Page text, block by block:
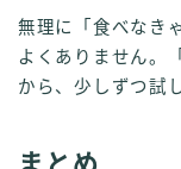
無理に「食べなき
よくありません。
から、少しずつ試